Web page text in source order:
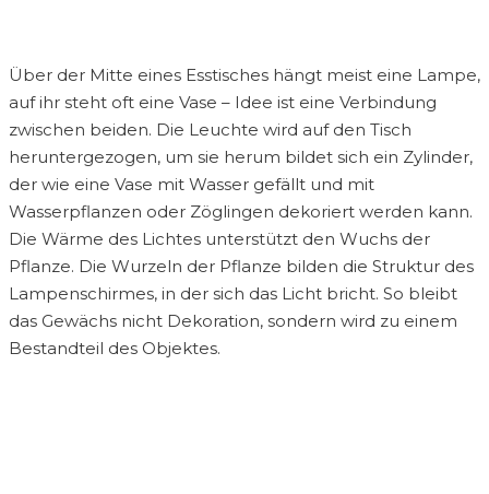
Über der Mitte eines Esstisches hängt meist eine Lampe,
auf ihr steht oft eine Vase – Idee ist eine Verbindung
zwischen beiden. Die Leuchte wird auf den Tisch
heruntergezogen, um sie herum bildet sich ein Zylinder,
der wie eine Vase mit Wasser gefällt und mit
Wasserpflanzen oder Zöglingen dekoriert werden kann.
Die Wärme des Lichtes unterstützt den Wuchs der
Pflanze. Die Wurzeln der Pflanze bilden die Struktur des
Lampenschirmes, in der sich das Licht bricht. So bleibt
das Gewächs nicht Dekoration, sondern wird zu einem
Bestandteil des Objektes.